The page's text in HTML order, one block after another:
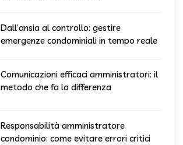
Dall’ansia al controllo: gestire
emergenze condominiali in tempo reale
Comunicazioni efficaci amministratori: il
metodo che fa la differenza
Responsabilità amministratore
condominio: come evitare errori critici